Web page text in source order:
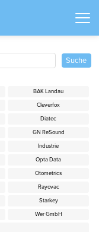
BAK Landau
Cleverfox
Diatec
GN ReSound
Industrie
Opta Data
Otometrics
Rayovac
Starkey
Wer GmbH